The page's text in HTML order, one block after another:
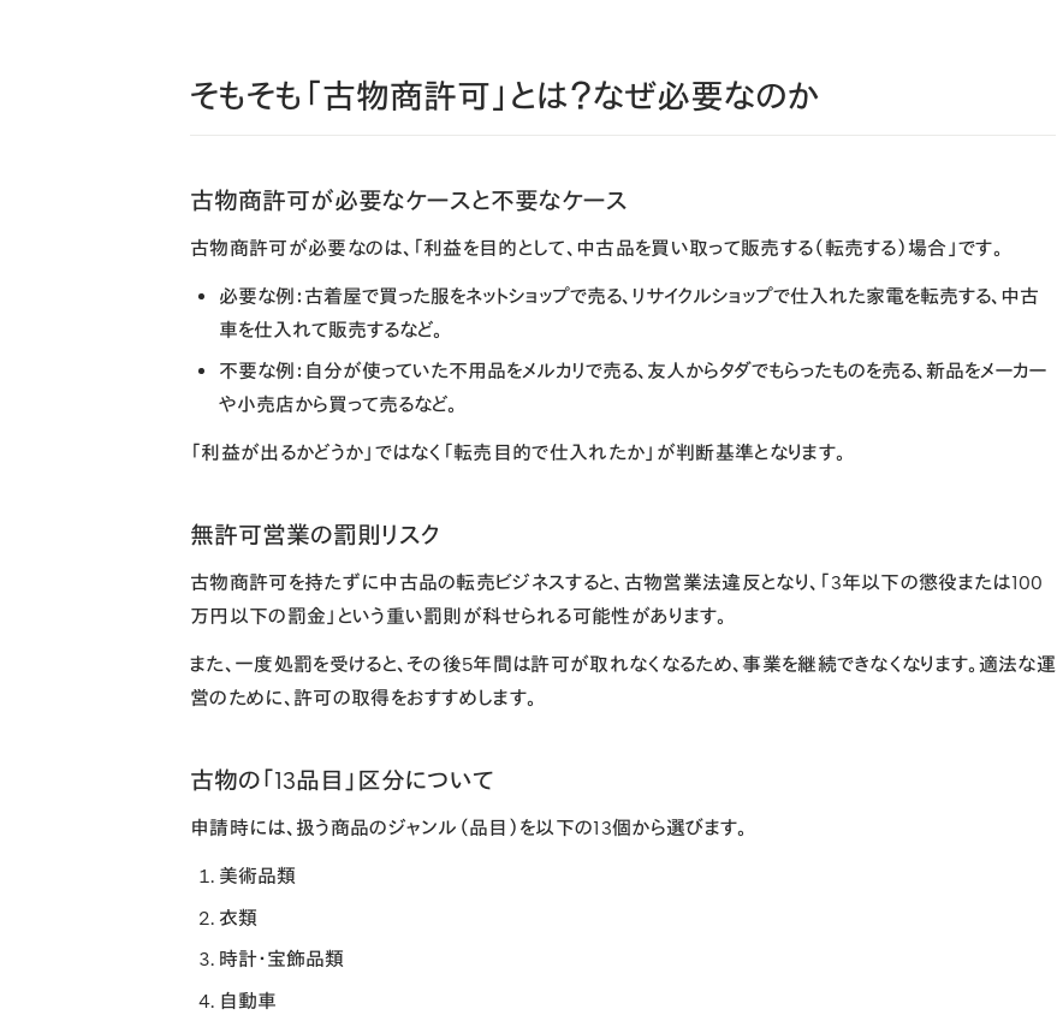
そもそも「古物商許可」とは？なぜ必要なのか
古物商許可が必要なケースと不要なケース
古物商許可が必要なのは、 「利益を目的として、中古品を買い取って販売する（転売する）場合」です。
必要な例 ：古着屋で買った服をネットショップで売る、リサイクルショップで仕入れた家電を転売する、中古
車を仕入れて販売するなど。
不要な例 ：自分が使っていた不用品をメルカリで売る、友人からタダでもらったものを売る、新品をメーカー
や小売店から買って売るなど。
「利益が出るかどうか」ではなく「転売目的で仕入れたか」が判断基準となります。
無許可営業の罰則リスク
古物商許可を持たずに中古品の転売ビジネスすると、古物営業法違反となり、 「3年以下の懲役または100
万円以下の罰金」 という重い罰則が科せられる可能性があります。
また、一度処罰を受けると、その後5年間は許可が取れなくなるため、事業を継続できなくなります。適法な運
営のために、許可の取得をおすすめします。
古物の「13品目」区分について
申請時には、扱う商品のジャンル（品目）を以下の13個から選びます。
美術品類
衣類
時計・宝飾品類
自動車